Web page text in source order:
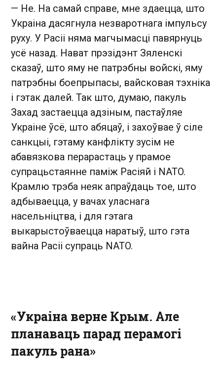
— Не. На самай справе, мне здаецца, што
Украіна дасягнула незваротнага імпульсу
руху. У Расіі няма магчымасці павярнуць
усё назад. Нават прэзідэнт Зяленскі
сказаў, што яму не патрэбны войскі, яму
патрэбны боепрыпасы, вайсковая тэхніка
і гэтак далей. Так што, думаю, пакуль
Захад застаецца адзіным, пастаўляе
Украіне ўсё, што абяцаў, і захоўвае ў сіле
санкцыі, гэтаму канфлікту зусім не
абавязкова перарастаць у прамое
супрацьстаянне паміж Расіяй і NATO.
Крамлю трэба неяк апраўдаць тое, што
адбываецца, у вачах уласнага
насельніцтва, і для гэтага
выкарыстоўваецца наратыў, што гэта
вайна Расіі супраць NATO.
«Украіна верне Крым. Але
планаваць парад перамогі
пакуль рана»